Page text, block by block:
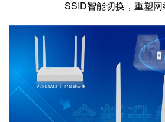
SSID智能切换，重塑网